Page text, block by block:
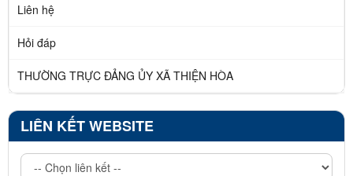
Liên hệ
Hỏi đáp
THƯỜNG TRỰC ĐẢNG ỦY XÃ THIỆN HÒA
LIÊN KẾT WEBSITE